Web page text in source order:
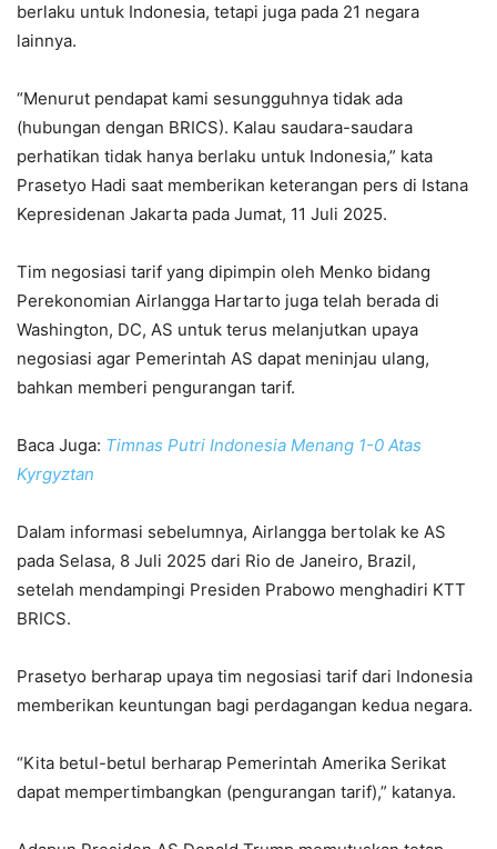
berlaku untuk Indonesia, tetapi juga pada 21 negara
lainnya.
“Menurut pendapat kami sesungguhnya tidak ada
(hubungan dengan BRICS). Kalau saudara-saudara
perhatikan tidak hanya berlaku untuk Indonesia,” kata
Prasetyo Hadi saat memberikan keterangan pers di Istana
Kepresidenan Jakarta pada Jumat, 11 Juli 2025.
Tim negosiasi tarif yang dipimpin oleh Menko bidang
Perekonomian Airlangga Hartarto juga telah berada di
Washington, DC, AS untuk terus melanjutkan upaya
negosiasi agar Pemerintah AS dapat meninjau ulang,
bahkan memberi pengurangan tarif.
Baca Juga: Timnas Putri Indonesia Menang 1-0 Atas
Kyrgyztan
Dalam informasi sebelumnya, Airlangga bertolak ke AS
pada Selasa, 8 Juli 2025 dari Rio de Janeiro, Brazil,
setelah mendampingi Presiden Prabowo menghadiri KTT
BRICS.
Prasetyo berharap upaya tim negosiasi tarif dari Indonesia
memberikan keuntungan bagi perdagangan kedua negara.
“Kita betul-betul berharap Pemerintah Amerika Serikat
dapat mempertimbangkan (pengurangan tarif),” katanya.